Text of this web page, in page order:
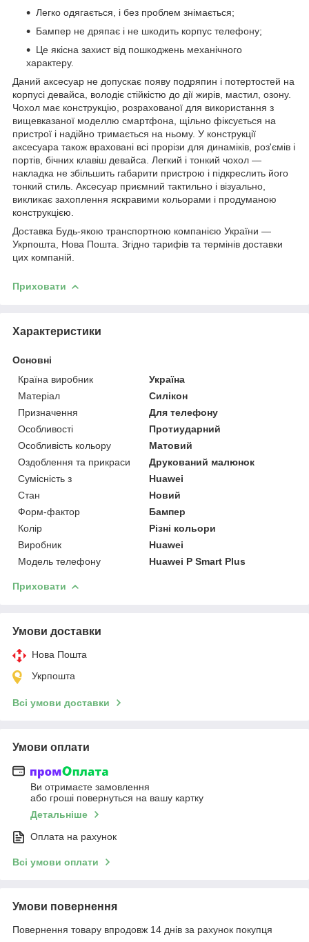
Легко одягається, і без проблем знімається;
Бампер не дряпає і не шкодить корпус телефону;
Це якісна захист від пошкоджень механічного
характеру.
Даний аксесуар не допускає появу подряпин і потертостей на
корпусі девайса, володіє стійкістю до дії жирів, мастил, озону.
Чохол має конструкцію, розрахованої для використання з
вищевказаної моделлю смартфона, щільно фіксується на
пристрої і надійно тримається на ньому. У конструкції
аксесуара також враховані всі прорізи для динаміків, роз'ємів і
портів, бічних клавіш девайса. Легкий і тонкий чохол ―
накладка не збільшить габарити пристрою і підкреслить його
тонкий стиль. Аксесуар приємний тактильно і візуально,
викликає захоплення яскравими кольорами і продуманою
конструкцією.
Доставка Будь-якою транспортною компанією України ―
Укрпошта, Нова Пошта. Згідно тарифів та термінів доставки
цих компаній.
Приховати
Характеристики
Основні
Країна виробник
Україна
Матеріал
Силікон
Призначення
Для телефону
Особливості
Протиударний
Особливість кольору
Матовий
Оздоблення та прикраси
Друкований малюнок
Сумісність з
Huawei
Стан
Новий
Форм-фактор
Бампер
Колір
Різні кольори
Виробник
Huawei
Модель телефону
Huawei P Smart Plus
Приховати
Умови доставки
Нова Пошта
Укрпошта
Всі умови доставки
Умови оплати
Ви отримаєте замовлення
або гроші повернуться на вашу картку
Детальніше
Оплата на рахунок
Всі умови оплати
Умови повернення
Повернення товару впродовж 14 днів за рахунок покупця